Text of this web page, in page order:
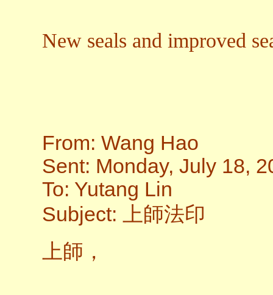
New seals and improved
From: Wang Hao
Sent: Monday, July 18,
To: Yutang Lin
Subject: 上師法印
上師，